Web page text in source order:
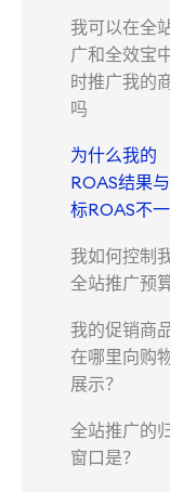
我可以在全
广和全效宝
时推广我的
吗
为什么我的
ROAS结果
标ROAS不
我如何控制
全站推广预
我的促销商
在哪里向购
展示？
全站推广的
窗口是？